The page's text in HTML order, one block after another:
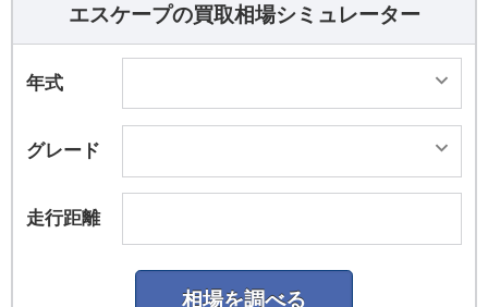
エスケープの買取相場シミュレーター
年式
グレード
走行距離